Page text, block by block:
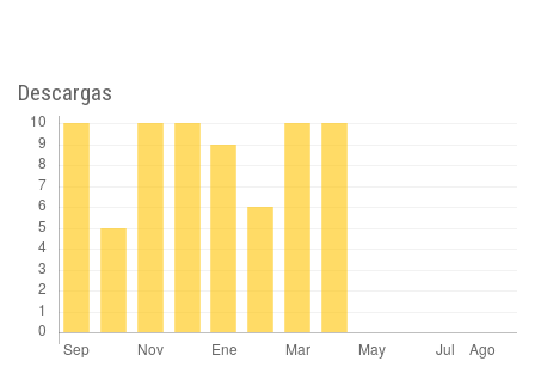
Descargas